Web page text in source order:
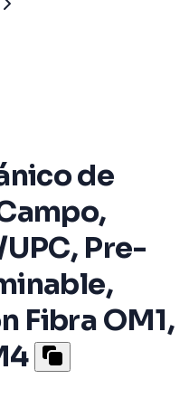
de
Pre-
Fibra OM1,